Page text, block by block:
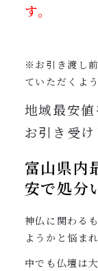
す。
※お引き渡し
ていただくよ
地域最安
お引き受
富山県内
安で処分
神仏に関わる
ようかと悩ま
中でも仏壇は